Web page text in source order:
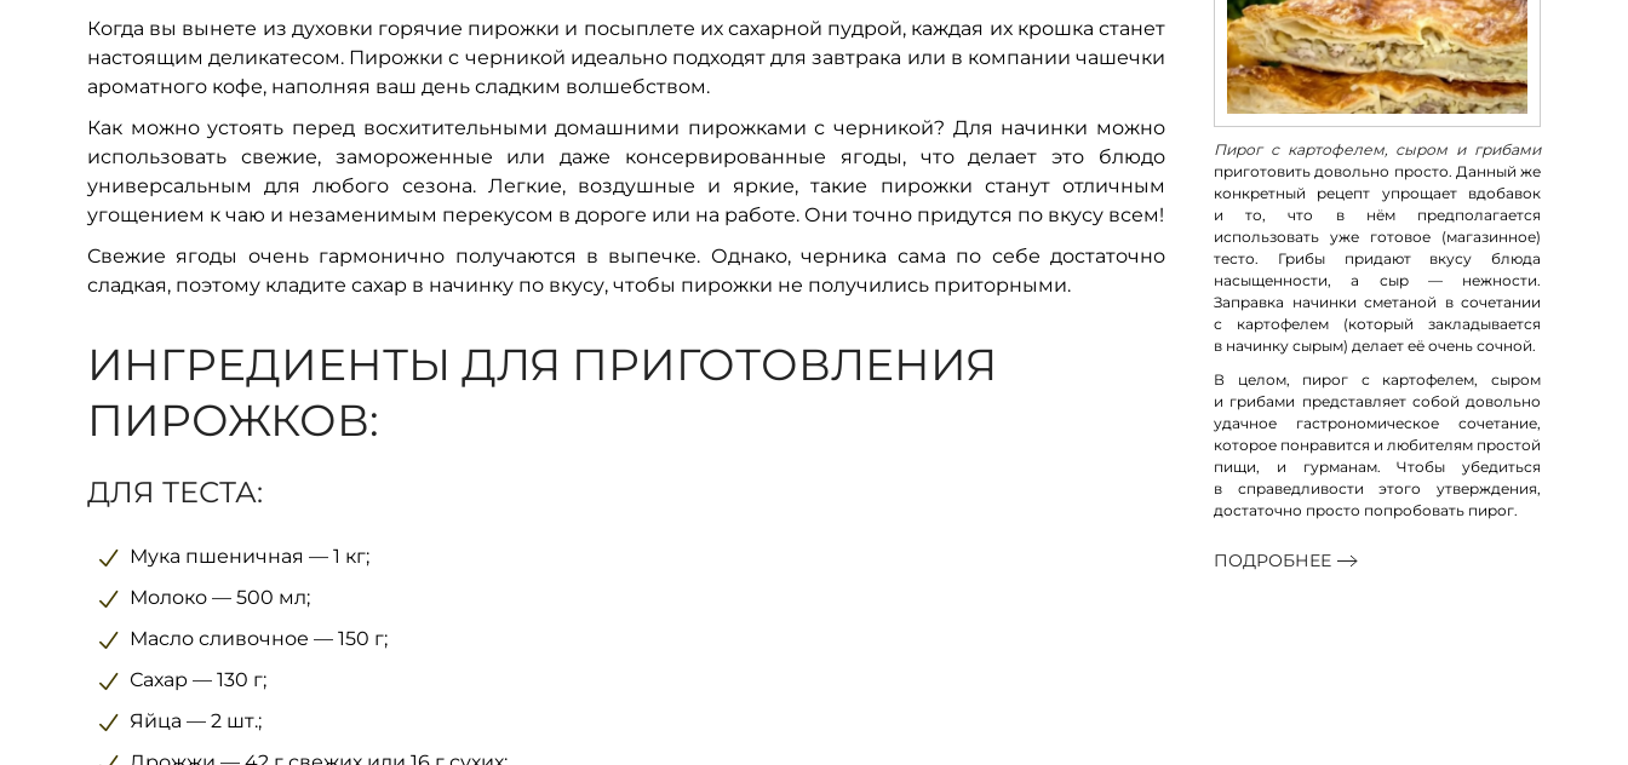
Когда вы вынете из духовки горячие пирожки и посыплете их сахарной пудрой, каждая их крошка станет
настоящим деликатесом. Пирожки с черникой идеально подходят для завтрака или в компании чашечки
ароматного кофе, наполняя ваш день сладким волшебством.
Как можно устоять перед восхитительными домашними пирожками с черникой? Для начинки можно
использовать свежие, замороженные или даже консервированные ягоды, что делает это блюдо
универсальным для любого сезона. Легкие, воздушные и яркие, такие пирожки станут отличным
угощением к чаю и незаменимым перекусом в дороге или на работе. Они точно придутся по вкусу всем!
Свежие ягоды очень гармонично получаются в выпечке. Однако, черника сама по себе достаточно
сладкая, поэтому кладите сахар в начинку по вкусу, чтобы пирожки не получились приторными.
ИНГРЕДИЕНТЫ ДЛЯ ПРИГОТОВЛЕНИЯ
ПИРОЖКОВ:
ДЛЯ ТЕСТА:
Мука пшеничная — 1 кг;
Молоко — 500 мл;
Масло сливочное — 150 г;
Сахар — 130 г;
Яйца — 2 шт.;
Пирог с картофелем, сыром и грибами
приготовить довольно просто. Данный же
конкретный рецепт упрощает вдобавок
и то, что в нём предполагается
использовать уже готовое (магазинное)
тесто. Грибы придают вкусу блюда
насыщенности, а сыр — нежности.
Заправка начинки сметаной в сочетании
с картофелем (который закладывается
в начинку сырым) делает её очень сочной.
В целом, пирог с картофелем, сыром
и грибами представляет собой довольно
удачное гастрономическое сочетание,
которое понравится и любителям простой
пищи, и гурманам. Чтобы убедиться
в справедливости этого утверждения,
достаточно просто попробовать пирог.
ПОДРОБНЕЕ